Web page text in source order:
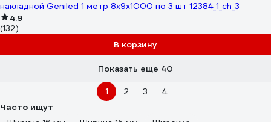
накладной Geniled 1 метр 8x9х1000 по 3 шт 12384_1_ch_3
4.9
(132)
В корзину
Показать еще 40
1 2 3
4
Часто ищут